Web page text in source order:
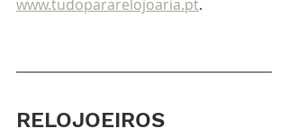
www.tudopararelojoaria.pt.
RELOJOEIROS